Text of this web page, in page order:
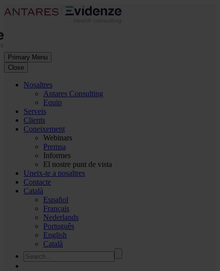
Primary Menu
Close
Nosaltres
Antares Consulting
Equip
Serveis
Clients
Coneixement
Webinars
Premsa
Informes
El nostre punt de vista
Uneix-te a nosaltres
Contacte
Català
Español
Français
Nederlands
Português
English
Català